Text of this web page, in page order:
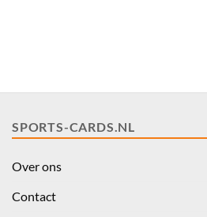
SPORTS-CARDS.NL
Over ons
Contact